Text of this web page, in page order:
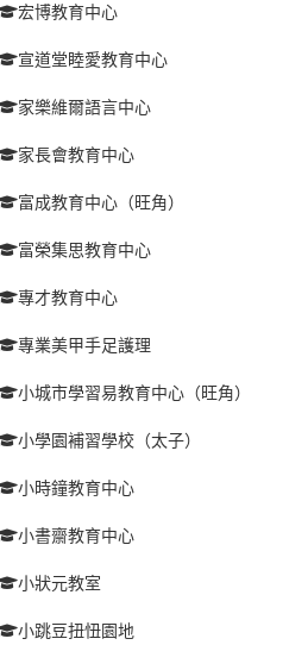
宏博教育中心
宣道堂睦愛教育中心
家樂維爾語言中心
家長會教育中心
富成教育中心（旺角）
富榮集思教育中心
專才教育中心
專業美甲手足護理
小城市學習易教育中心（旺角）
小學園補習學校（太子）
小時鐘教育中心
小書齋教育中心
小狀元教室
小跳豆扭忸園地